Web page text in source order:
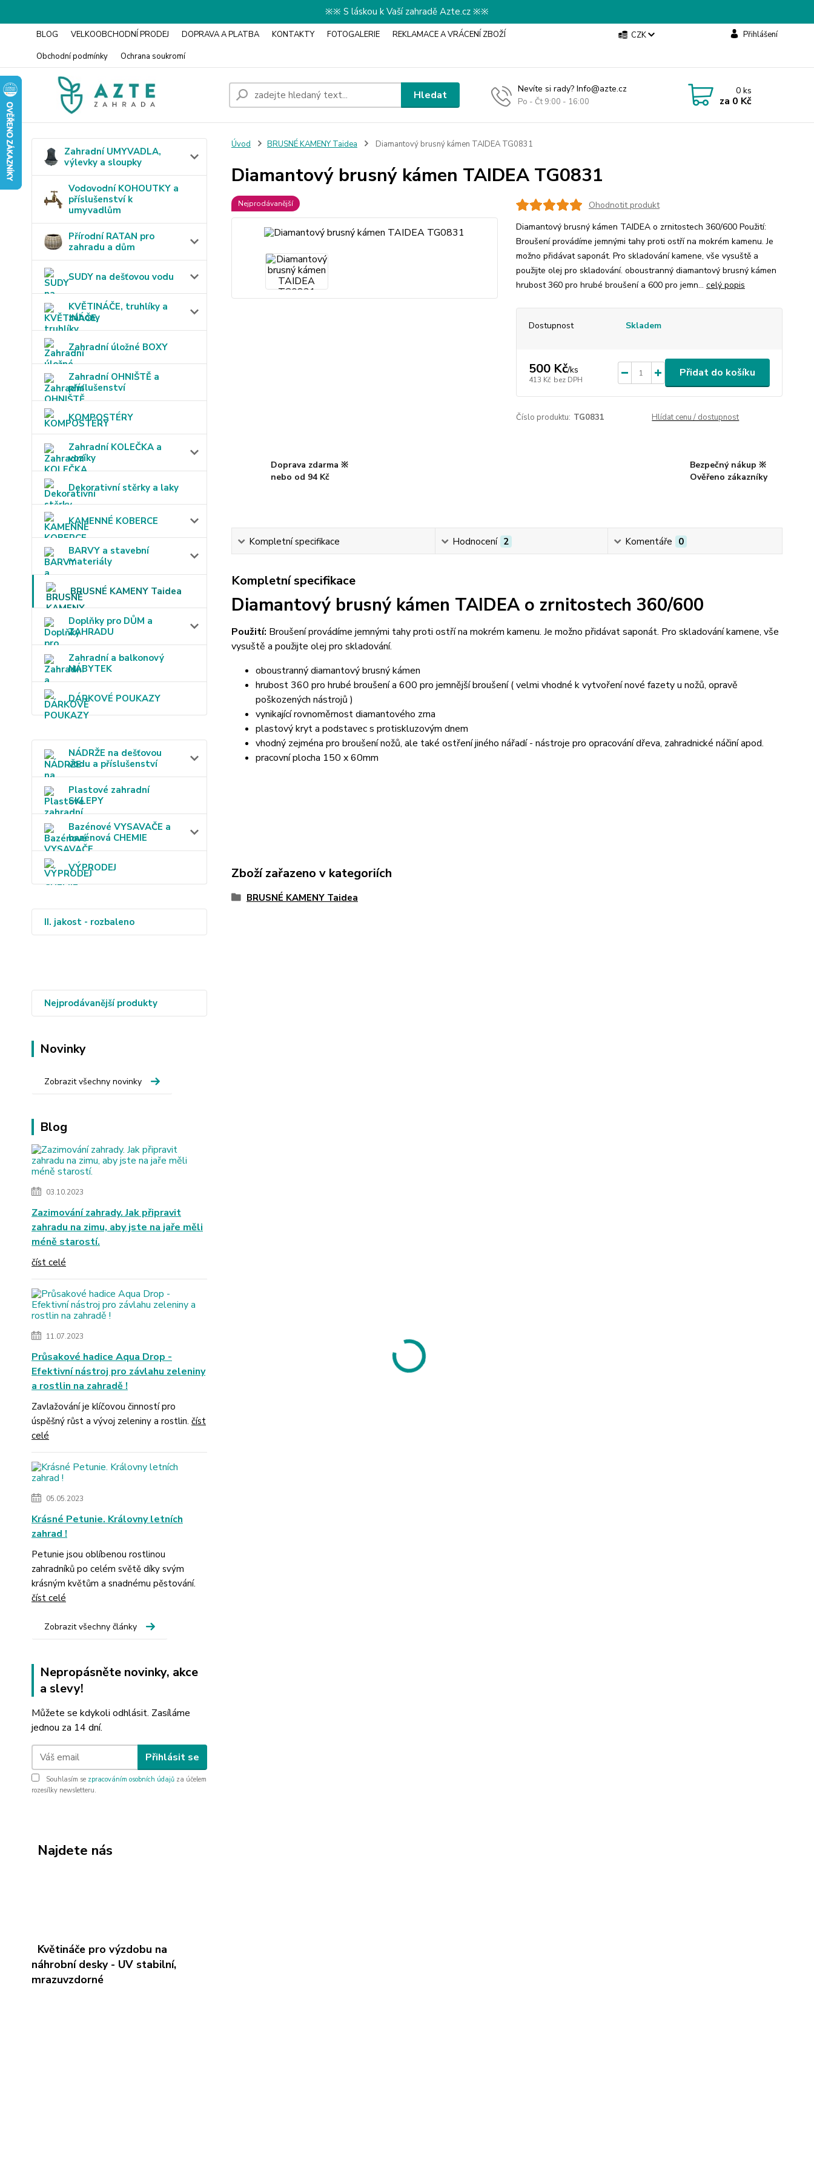
※※ S láskou k Vaší zahradě Azte.cz ※※
BLOG VELKOOBCHODNÍ PRODEJ DOPRAVA A PLATBA KONTAKTY FOTOGALERIE
REKLAMACE A VRÁCENÍ ZBOŽÍ
Obchodní podmínky
Ochrana soukromí
CZK Přihlášení
Hledat Nevíte si rady? Info@azte.cz
Po - Čt 9:00 - 16:00
0ks
za 0 Kč
Zahradní UMYVADLA,
výlevky a sloupky
Vodovodní KOHOUTKY a
příslušenství k
umyvadlům
Přírodní RATAN pro
zahradu a dům
SUDY na dešťovou vodu
KVĚTINÁČE, truhlíky a
záhony
Zahradní úložné BOXY
Zahradní OHNIŠTĚ a
příslušenství
KOMPOSTÉRY
Zahradní KOLEČKA a
vozíky
Dekorativní stěrky a laky
KAMENNÉ KOBERCE
BARVY a stavební
materiály
BRUSNÉ KAMENY Taidea
Doplňky pro DŮM a
ZAHRADU
Zahradní a balkonový
NÁBYTEK
DÁRKOVÉ POUKAZY
NÁDRŽE na dešťovou
vodu a příslušenství
Plastové zahradní
SKLEPY
Bazénové VYSAVAČE a
bazénová CHEMIE
VÝPRODEJ
II. jakost - rozbaleno
Nejprodávanější produkty
Novinky
Zobrazit všechny novinky
Blog
03.10.2023
Zazimování zahrady. Jak připravit
zahradu na zimu, aby jste na jaře měli
méně starostí.
číst celé
11.07.2023
Průsakové hadice Aqua Drop -
Efektivní nástroj pro závlahu zeleniny
a rostlin na zahradě !
Zavlažování je klíčovou činností pro
úspěšný růst a vývoj zeleniny a rostlin. číst
celé
05.05.2023
Krásné Petunie. Královny letních
zahrad !
Petunie jsou oblíbenou rostlinou
zahradníků po celém světě díky svým
krásným květům a snadnému pěstování.
číst celé
Zobrazit všechny články
Nepropásněte novinky, akce
a slevy!
Můžete se kdykoli odhlásit. Zasíláme
jednou za 14 dní.
Přihlásit se
Souhlasím se zpracováním osobních údajů za účelem
rozesílky newsletteru.
Najdete nás
Květináče pro výzdobu na
náhrobní desky - UV stabilní,
mrazuvzdorné
Úvod BRUSNÉ KAMENY Taidea Diamantový brusný kámen TAIDEA TG0831
Diamantový brusný kámen TAIDEA TG0831
Nejprodávanější
Ohodnotit produkt
Diamantový brusný kámen TAIDEA o zrnitostech 360/600 Použití:
Broušení provádíme jemnými tahy proti ostří na mokrém kamenu. Je
možno přidávat saponát. Pro skladování kamene, vše vysuště a
použijte olej pro skladování. oboustranný diamantový brusný kámen
hrubost 360 pro hrubé broušení a 600 pro jemn... celý popis
Dostupnost Skladem
500 Kč/ks
413 Kč bez DPH
Přidat do košíku
Číslo produktu: TG0831 Hlídat cenu / dostupnost
Doprava zdarma ※
nebo od 94 Kč
Bezpečný nákup ※
Ověřeno zákazníky
Kompletní specifikace Hodnocení 2 Komentáře 0
Kompletní specifikace
Diamantový brusný kámen TAIDEA o zrnitostech 360/600
Použití: Broušení provádíme jemnými tahy proti ostří na mokrém kamenu. Je možno přidávat saponát. Pro skladování kamene, vše
vysuště a použijte olej pro skladování.
oboustranný diamantový brusný kámen
hrubost 360 pro hrubé broušení a 600 pro jemnější broušení ( velmi vhodné k vytvoření nové fazety u nožů, opravě
poškozených nástrojů )
vynikající rovnoměrnost diamantového zrna
plastový kryt a podstavec s protiskluzovým dnem
vhodný zejména pro broušení nožů, ale také ostření jiného nářadí - nástroje pro opracování dřeva, zahradnické náčiní apod.
pracovní plocha 150 x 60mm
Zboží zařazeno v kategoriích
BRUSNÉ KAMENY Taidea